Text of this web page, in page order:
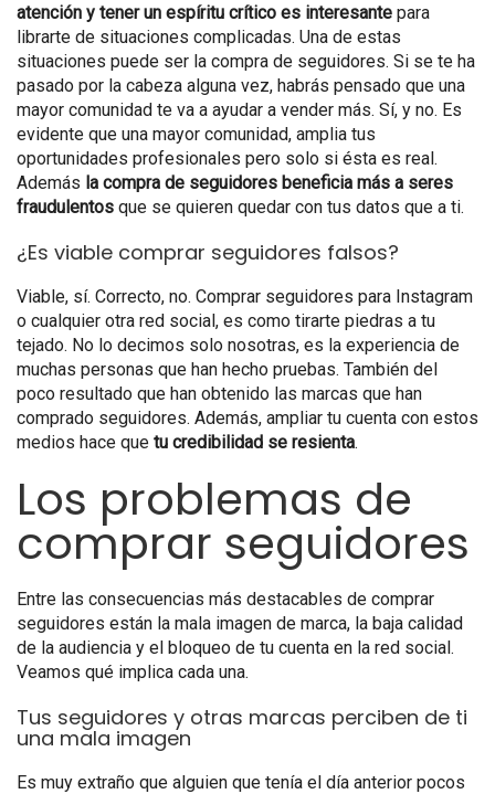
atención y tener un espíritu crítico es interesante para
librarte de situaciones complicadas. Una de estas
situaciones puede ser la compra de seguidores. Si se te ha
pasado por la cabeza alguna vez, habrás pensado que una
mayor comunidad te va a ayudar a vender más. Sí, y no. Es
evidente que una mayor comunidad, amplia tus
oportunidades profesionales pero solo si ésta es real.
Además la compra de seguidores beneficia más a seres
fraudulentos que se quieren quedar con tus datos que a ti.
¿Es viable comprar seguidores falsos?
Viable, sí. Correcto, no. Comprar seguidores para Instagram
o cualquier otra red social, es como tirarte piedras a tu
tejado. No lo decimos solo nosotras, es la experiencia de
muchas personas que han hecho pruebas. También del
poco resultado que han obtenido las marcas que han
comprado seguidores. Además, ampliar tu cuenta con estos
medios hace que tu credibilidad se resienta.
Los problemas de
comprar seguidores
Entre las consecuencias más destacables de comprar
seguidores están la mala imagen de marca, la baja calidad
de la audiencia y el bloqueo de tu cuenta en la red social.
Veamos qué implica cada una.
Tus seguidores y otras marcas perciben de ti
una mala imagen
Es muy extraño que alguien que tenía el día anterior pocos